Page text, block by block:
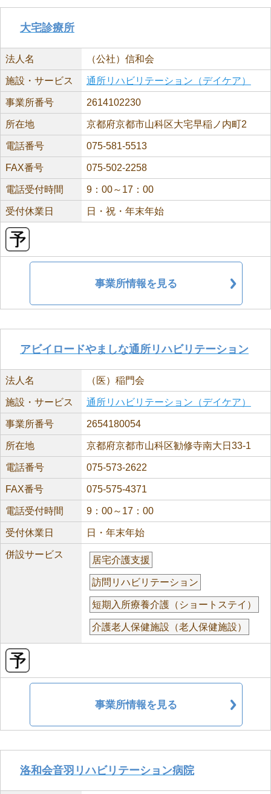
大宅診療所
法人名 （公社）信和会
施設・サービス 通所リハビリテーション（デイケア）
事業所番号 2614102230
所在地 京都府京都市山科区大宅早稲ノ内町2
電話番号 075-581-5513
FAX番号 075-502-2258
電話受付時間 9：00～17：00
受付休業日 日・祝・年末年始
事業所情報を見る
アビイロードやましな通所リハビリテーション
法人名 （医）稲門会
施設・サービス 通所リハビリテーション（デイケア）
事業所番号 2654180054
所在地 京都府京都市山科区勧修寺南大日33-1
電話番号 075-573-2622
FAX番号 075-575-4371
電話受付時間 9：00～17：00
受付休業日 日・年末年始
併設サービス
居宅介護支援
訪問リハビリテーション
短期入所療養介護（ショートステイ）
介護老人保健施設（老人保健施設）
事業所情報を見る
洛和会音羽リハビリテーション病院